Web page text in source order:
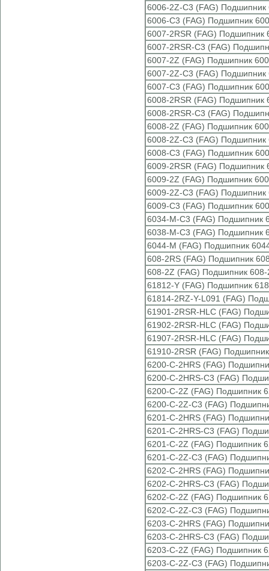
6006-2Z-C3 (FAG) Подшипник
6006-C3 (FAG) Подшипник
6007-2RSR (FAG) Подшипник
6007-2RSR-C3 (FAG)
6007-2Z (FAG) Подшипник
6007-2Z-C3 (FAG) Подшипник
6007-C3 (FAG) Подшипник
6008-2RSR (FAG) Подшипник
6008-2RSR-C3 (FAG)
6008-2Z (FAG) Подшипник
6008-2Z-C3 (FAG) Подшипник
6008-C3 (FAG) Подшипник
6009-2RSR (FAG) Подшипник
6009-2Z (FAG) Подшипник
6009-2Z-C3 (FAG) Подшипник
6009-C3 (FAG) Подшипник
6034-M-C3 (FAG) Подшипник
6038-M-C3 (FAG) Подшипник
6044-M (FAG) Подшипник
608-2RS (FAG) Подшипник
608-2Z (FAG) Подшипник 608-
61812-Y (FAG) Подшипник
61814-2RZ-Y-L091 (FAG)
61901-2RSR-HLC (FAG)
61902-2RSR-HLC (FAG)
61907-2RSR-HLC (FAG)
61910-2RSR (FAG)
6200-C-2HRS (FAG)
6200-C-2HRS-C3 (FAG)
6200-C-2Z (FAG) Подшипник
6200-C-2Z-C3 (FAG)
6201-C-2HRS (FAG)
6201-C-2HRS-C3 (FAG)
6201-C-2Z (FAG) Подшипник
6201-C-2Z-C3 (FAG)
6202-C-2HRS (FAG)
6202-C-2HRS-C3 (FAG)
6202-C-2Z (FAG) Подшипник
6202-C-2Z-C3 (FAG)
6203-C-2HRS (FAG)
6203-C-2HRS-C3 (FAG)
6203-C-2Z (FAG) Подшипник
6203-C-2Z-C3 (FAG)